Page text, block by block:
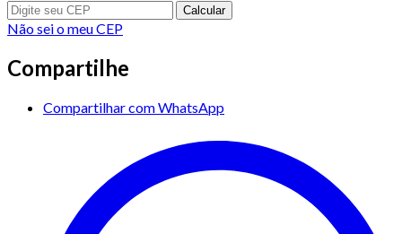
Calcular
Não sei o meu CEP
Compartilhe
Compartilhar com WhatsApp